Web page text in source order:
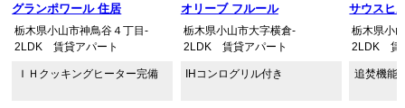
グランポワール 住居
栃木県小山市神鳥谷４丁目-
2LDK 賃貸アパート
ＩＨクッキングヒーター完備
オリーブ フルール
栃木県小山市大字横倉-
2LDK 賃貸アパート
IHコンログリル付き
サウスヒ
栃木県小
2LDK 賃
追焚機能